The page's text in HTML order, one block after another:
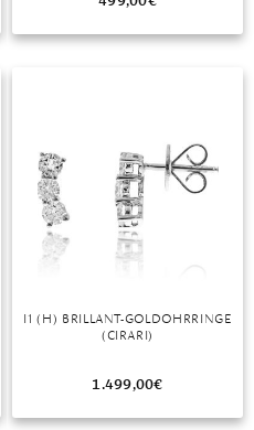
I1 (H) BRILLANT-GOLDOHRRINGE
(CIRARI)
1.499,00€